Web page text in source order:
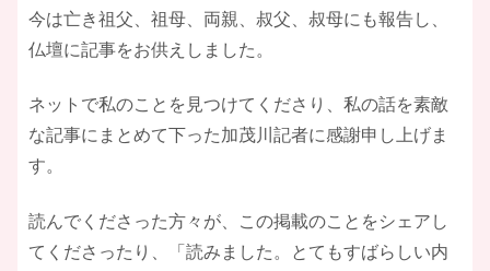
今は亡き祖父、祖母、両親、叔父、叔母にも報告し、
仏壇に記事をお供えしました。
ネットで私のことを見つけてくださり、私の話を素敵
な記事にまとめて下った加茂川記者に感謝申し上げま
す。
読んでくださった方々が、この掲載のことをシェアし
てくださったり、「読みました。とてもすばらしい内